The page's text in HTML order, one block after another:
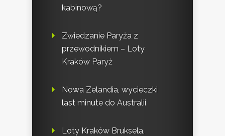
kabinową?
Zwiedzanie Paryża z
przewodnikiem – Loty
Kraków Paryż
Nowa Zelandia, wycieczki
last minute do Australii
Loty Kraków Bruksela,